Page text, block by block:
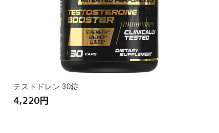
テストドレン 30錠
4,220円